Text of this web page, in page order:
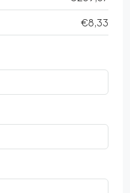
€8,33